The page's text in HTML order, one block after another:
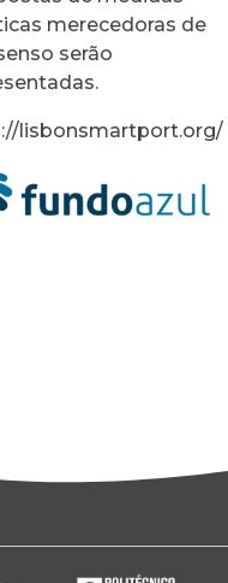
merecedoras de
serão
lisbonsmartport.org/